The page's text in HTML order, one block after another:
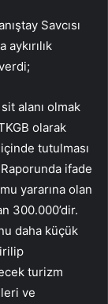
Savcısı
alanı olmak
olarak
tutulması
ifade
yararına olan
300.000’dir.
daha küçük
turizm
ve